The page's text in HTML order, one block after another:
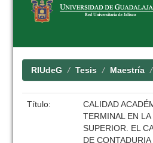
RIUdeG Tesis Maestría
Título:
CALIDAD
TERMINAL EN
SUPERIOR. EL
DE